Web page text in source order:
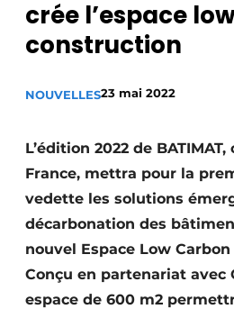
Termes et conditions
Video’s
Construction bois
Contrôle d’accès
Éclairage
Fondations
Façades
crée l’espace
construction
NOUVELLES23 mai 2022
L’édition 2022 de
France, mettra pour la
vedette les solutions
décarbonation des
nouvel Espace Low
Conçu en partenariat avec
espace de 600 m2